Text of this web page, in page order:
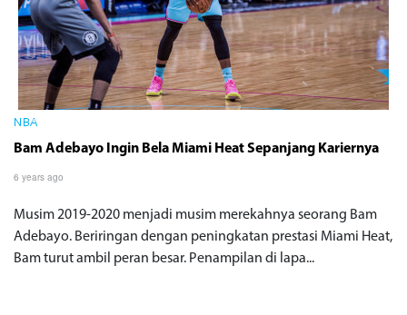
NBA
Bam Adebayo Ingin Bela Miami Heat Sepanjang Kariernya
6 years ago
Musim 2019-2020 menjadi musim merekahnya seorang Bam
Adebayo. Beriringan dengan peningkatan prestasi Miami Heat,
Bam turut ambil peran besar. Penampilan di lapa...